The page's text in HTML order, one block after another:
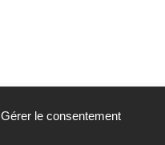
Gérer le consentement